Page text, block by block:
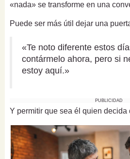
«nada» se transforme en una
Puede ser más útil dejar una
«Te noto diferente estos
contármelo ahora, pero si
estoy aquí.»
PUBLICIDAD
Y permitir que sea él quien decida